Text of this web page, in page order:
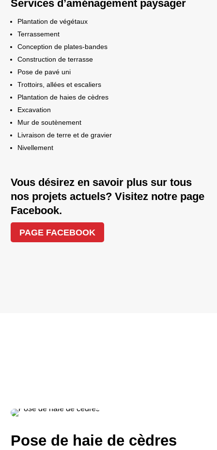
Services d’aménagement paysager
Plantation de végétaux
Terrassement
Conception de plates-bandes
Construction de terrasse
Pose de pavé uni
Trottoirs, allées et escaliers
Plantation de haies de cèdres
Excavation
Mur de soutènement
Livraison de terre et de gravier
Nivellement
Vous désirez en savoir plus sur tous
nos projets actuels? Visitez notre page
Facebook.
PAGE FACEBOOK
Pose de haie de cèdres